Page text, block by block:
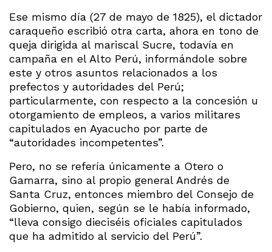
Ese mismo día (27 de mayo de 1825), el dictador
caraqueño escribió otra carta, ahora en tono de
queja dirigida al mariscal Sucre, todavía en
campaña en el Alto Perú, informándole sobre
este y otros asuntos relacionados a los
prefectos y autoridades del Perú;
particularmente, con respecto a la concesión u
otorgamiento de empleos, a varios militares
capitulados en Ayacucho por parte de
“autoridades incompetentes”.
Pero, no se refería únicamente a Otero o
Gamarra, sino al propio general Andrés de
Santa Cruz, entonces miembro del Consejo de
Gobierno, quien, según se le había informado,
“lleva consigo dieciséis oficiales capitulados
que ha admitido al servicio del Perú”.